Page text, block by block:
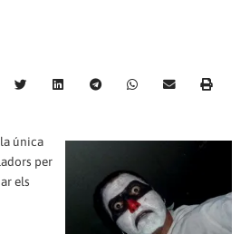
única
per
els